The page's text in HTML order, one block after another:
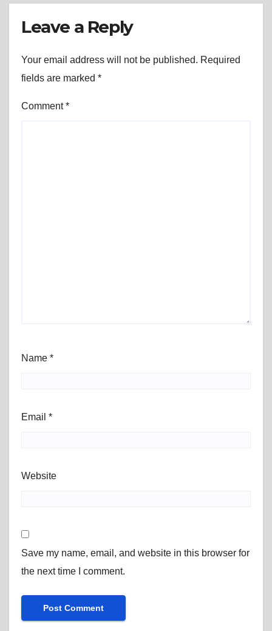
Leave a Reply
Your email address will not be published. Required
fields are marked *
Comment*
Name *
Email *
Website
Save my name, email, and website in this browser for
the next time I comment.